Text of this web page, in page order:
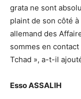
grata ne sont
plaint de son côté à
allemand des
sommes en
Tchad », a-t-il
Esso ASSALIH